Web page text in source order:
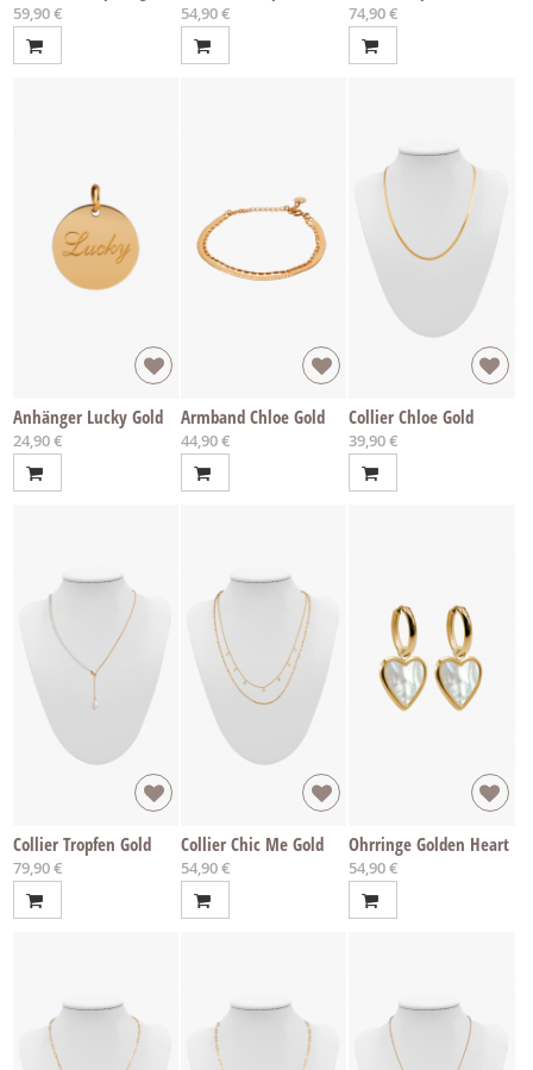
59,90 € 54,90 € 74,90 €
Anhänger Lucky Gold
24,90 €
Armband Chloe Gold
44,90 €
Collier Chloe Gold
39,90 €
Collier Tropfen Gold
79,90 €
Collier Chic Me Gold
54,90 €
Ohrringe Golden Heart
54,90 €